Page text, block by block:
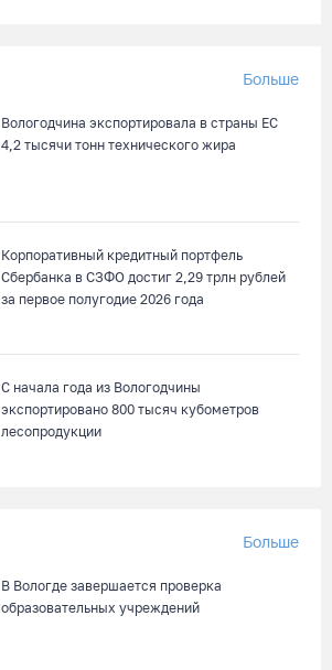
Больше
Вологодчина экспортировала в страны ЕС
4,2 тысячи тонн технического жира
Корпоративный кредитный портфель
Сбербанка в СЗФО достиг 2,29 трлн рублей
за первое полугодие 2026 года
С начала года из Вологодчины
экспортировано 800 тысяч кубометров
лесопродукции
Больше
В Вологде завершается проверка
образовательных учреждений